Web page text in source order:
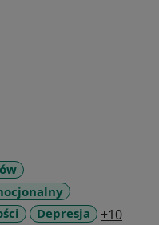
w Szpitalu
Oddziale Zaburzeń
grupową i
młodzieżą (od 15
regularnej
oraz stale
zapraszam na
również podjęcie
tak, jak powinno, ale
sobie z tym radzisz,
Depresja +10